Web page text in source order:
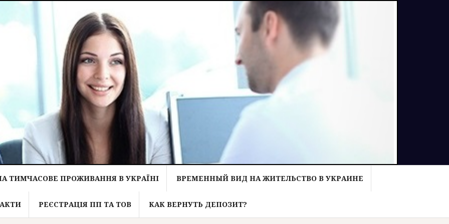
ТИМЧАСОВЕ ПРОЖИВАННЯ В УКРАЇНІ ВРЕМЕННЫЙ ВИД НА ЖИТЕЛЬСТВО В УКРАИНЕ
РЕЄСТРАЦІЯ ПП ТА ТОВ КАК ВЕРНУТЬ ДЕПОЗИТ?